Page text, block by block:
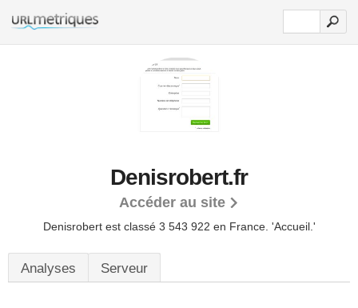
Denisrobert.fr
Accéder au site
Denisrobert est classé 3 543 922 en France. 'Accueil.'
Analyses Serveur